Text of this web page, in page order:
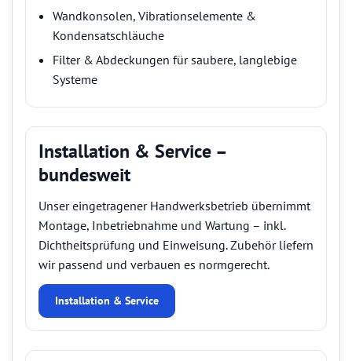
Wandkonsolen, Vibrationselemente &
Kondensatschläuche
Filter & Abdeckungen für saubere, langlebige
Systeme
Installation & Service –
bundesweit
Unser eingetragener Handwerksbetrieb übernimmt
Montage, Inbetriebnahme und Wartung – inkl.
Dichtheitsprüfung und Einweisung. Zubehör liefern
wir passend und verbauen es normgerecht.
Installation & Service